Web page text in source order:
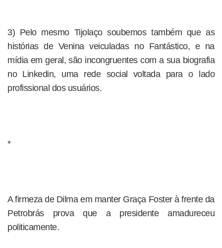
3) Pelo mesmo Tijolaço soubemos também que as
histórias de Venina veiculadas no Fantástico, e na
mídia em geral, são incongruentes com a sua biografia
no Linkedin, uma rede social voltada para o lado
profissional dos usuários.
*
A firmeza de Dilma em manter Graça Foster à frente da
Petrobrás prova que a presidente amadureceu
politicamente.